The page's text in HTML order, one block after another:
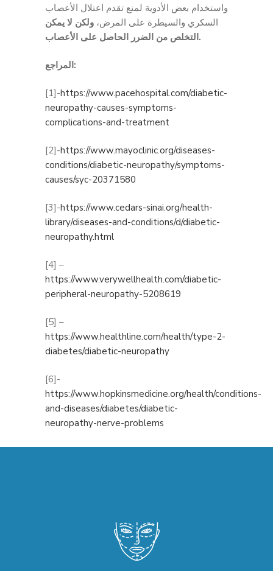
واستخدام بعض الأدوية لمنع تقدم اعتلال الأعصاب
السكري والسيطرة على المرض، ولكن لا يمكن
التخلص من الضرر الحاصل على الأعصاب.
المراجع:
[1]-https://www.pacehospital.com/diabetic-
neuropathy-causes-symptoms-
complications-and-treatment
[2]-https://www.mayoclinic.org/diseases-
conditions/diabetic-neuropathy/symptoms-
causes/syc-20371580
[3]-https://www.cedars-sinai.org/health-
library/diseases-and-conditions/d/diabetic-
neuropathy.html
[4] –
https://www.verywellhealth.com/diabetic-
peripheral-neuropathy-5208619
[5] –
https://www.healthline.com/health/type-2-
diabetes/diabetic-neuropathy
[6]-
https://www.hopkinsmedicine.org/health/conditions-
and-diseases/diabetes/diabetic-
neuropathy-nerve-problems